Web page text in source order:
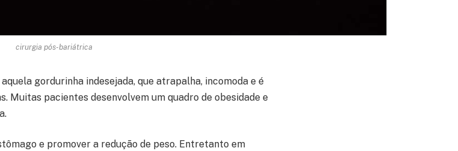
cirurgia pós-bariátrica
gordurinha indesejada, que atrapalha, incomoda e é
Muitas pacientes desenvolvem um quadro de obesidade e
e promover a redução de peso. Entretanto em